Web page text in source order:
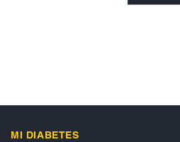
MI DIABETES